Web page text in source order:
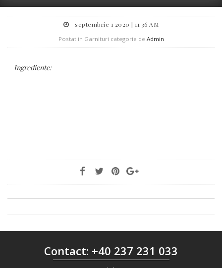
septembrie 1 2020 | 11:36 AM
Postat in Garnituri categorie de Admin
Ingrediente:
Contact: +40 237 231 033